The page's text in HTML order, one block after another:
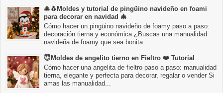
🎄🐧Moldes y tutorial de pingüino navideño en foami
para decorar en navidad 🎄
Cómo hacer un pingüino navideño de foamy paso a paso:
decoración tierna y económica ¿Buscas una manualidad
navideña de foamy que sea bonita...
😇Moldes de angelito tierno en Fieltro ❤️ Tutorial
Cómo hacer una angelita de fieltro paso a paso: manualidad
tierna, elegante y perfecta para decorar, regalar o vender Si
amas las manualidad...